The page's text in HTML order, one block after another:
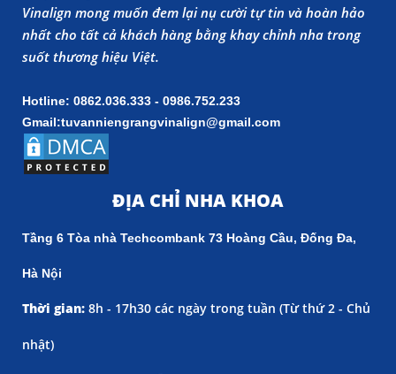
Vinalign mong muốn đem lại nụ cười tự tin và hoàn hảo
nhất cho tất cả khách hàng bằng khay chỉnh nha trong
suốt thương hiệu Việt.
Hotline: 0862.036.333 - 0986.752.233
Gmail:tuvanniengrangvinalign@gmail.com
ĐỊA CHỈ NHA KHOA
Tầng 6 Tòa nhà Techcombank 73 Hoàng Cầu, Đống Đa,
Hà Nội
Thời gian: 8h - 17h30 các ngày trong tuần (Từ thứ 2 - Chủ
nhật)